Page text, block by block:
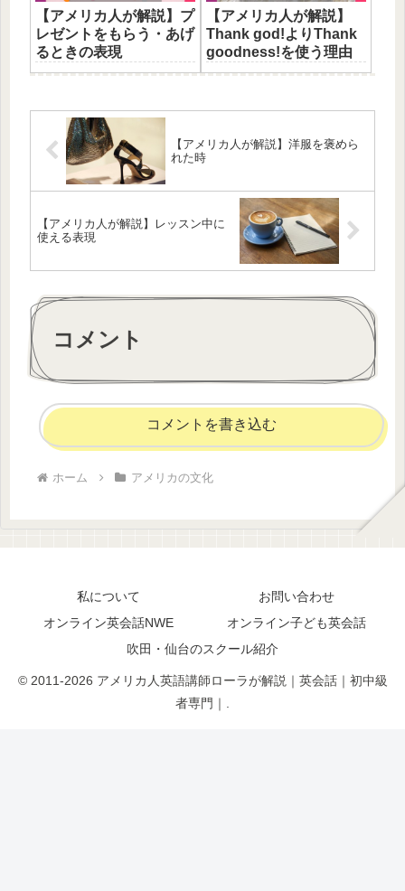
【アメリカ人が解説】プ
レゼントをもらう・あげ
るときの表現
【アメリカ人が解説】
Thank god!よりThank
goodness!を使う理由
【アメリカ人が解説】洋服を褒めら
れた時
【アメリカ人が解説】レッスン中に
使える表現
コメント
コメントを書き込む
ホーム アメリカの文化
私について
お問い合わせ
オンライン英会話NWE
オンライン子ども英会話
吹田・仙台のスクール紹介
© 2011-2026 アメリカ人英語講師ローラが解説｜英会話｜初中級
者専門｜.